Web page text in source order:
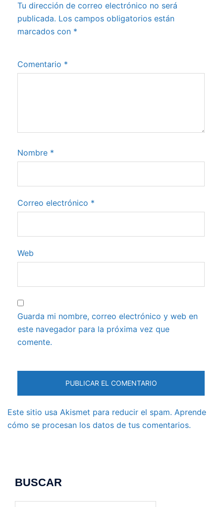
Tu dirección de correo electrónico no será
publicada. Los campos obligatorios están
marcados con *
Comentario *
Nombre *
Correo electrónico *
Web
Guarda mi nombre, correo electrónico y web en
este navegador para la próxima vez que
comente.
Este sitio usa Akismet para reducir el spam. Aprende
cómo se procesan los datos de tus comentarios.
BUSCAR